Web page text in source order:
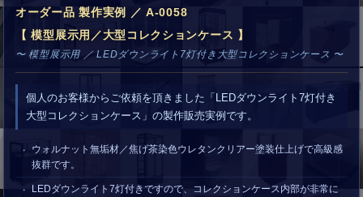
オーダー品 製作実例 ／ A-0058
【 模型展示用／大型コレクションケース 】
〜 模型展示用 ／ LEDダウンライト7灯付き大型コレクションケース 〜
個人のお客様からご依頼を頂きました「LEDダウンライト7灯付き
大型コレクションケース」の製作販売実例です。
ウォルナット無垢材／焦げ茶染色ウレタンクリアー塗装仕上げで高級感
抜群です。
LEDダウンライト7灯付きですので、コレクションケース内部が非常に